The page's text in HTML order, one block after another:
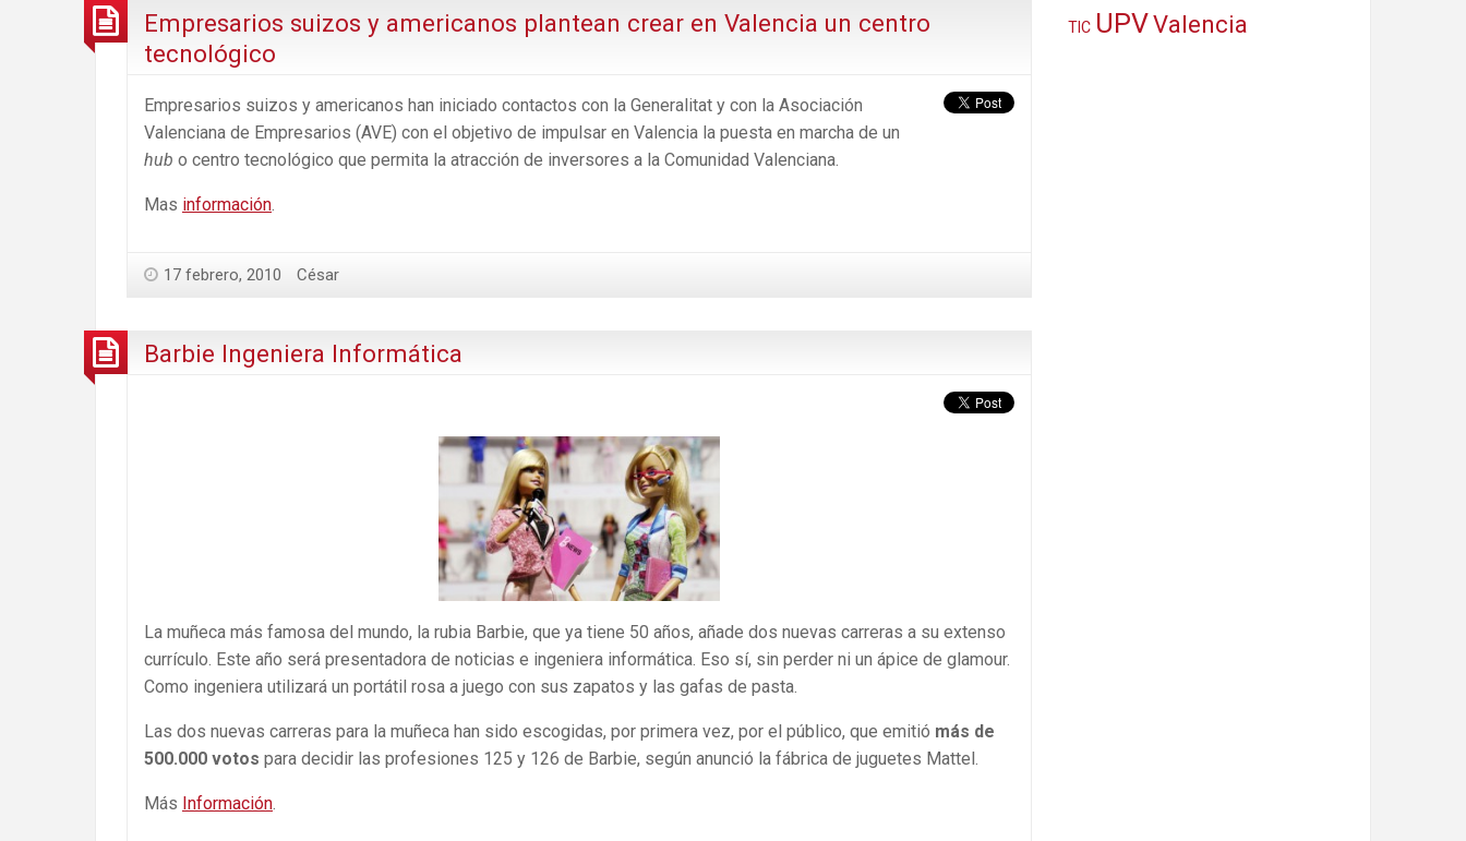
Empresarios suizos y americanos plantean crear en Valencia un centro
tecnológico
Empresarios suizos y americanos han iniciado contactos con la Generalitat y con la Asociación
Valenciana de Empresarios (AVE) con el objetivo de impulsar en Valencia la puesta en marcha de un
hub o centro tecnológico que permita la atracción de inversores a la Comunidad Valenciana.
Mas información
17 febrero, 2010 César
Barbie Ingeniera Informática
La muñeca más famosa del mundo, la rubia Barbie, que ya tiene 50 años, añade dos nuevas carreras a su extenso
currículo. Este año será presentadora de noticias e ingeniera informática. Eso sí, sin perder ni un ápice de glamour.
Como ingeniera utilizará un portátil rosa a juego con sus zapatos y las gafas de pasta.
Las dos nuevas carreras para la muñeca han sido escogidas, por primera vez, por el público, que emitió más de
500.000 votos para decidir las profesiones 125 y 126 de Barbie, según anunció la fábrica de juguetes Mattel.
Más Información.
TIC UPVValencia